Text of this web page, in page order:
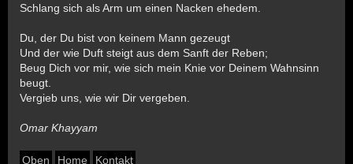
Schlang sich als Arm um einen Nacken ehedem.
Du, der Du bist von keinem Mann gezeugt
Und der wie Duft steigt aus dem Sanft der Reben;
Beug Dich vor mir, wie sich mein Knie vor Deinem Wahnsinn
beugt.
Vergieb uns, wie wir Dir vergeben.
Omar Khayyam
Oben Home Kontakt